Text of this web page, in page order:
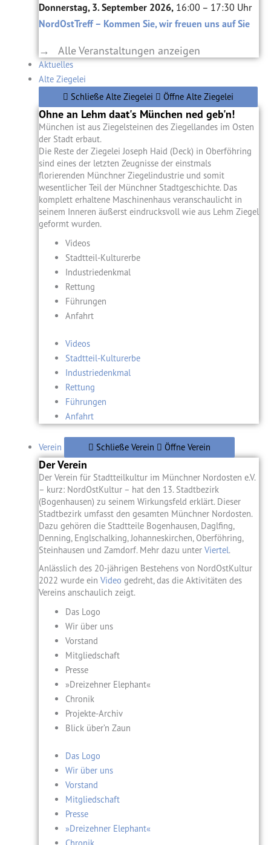
Donnerstag, 3. September 2026, 16:00 – 17:30 Uhr
NordOstTreff – Kommen Sie, wir freuen uns auf Sie
→ Alle Veranstaltungen anzeigen
Aktuelles
Alte Ziegelei
Schließe Alte Ziegelei
Öffne Alte Ziegelei
Ohne an Lehm daat's München ned geb'n!
München ist aus Ziegelsteinen des Ziegellandes im Osten
der Stadt erbaut.
Die Reste der Ziegelei Joseph Haid (Deck) in Oberföhring
sind eines der letzten Zeugnisse der einstmals
florierenden Münchner Ziegelindustrie und somit
wesentlicher Teil der Münchner Stadtgeschichte. Das
komplett erhaltene Maschinenhaus veranschaulicht in
seinem Inneren äußerst eindrucksvoll wie aus Lehm Ziegel
geformt wurden.
Videos
Stadtteil-Kulturerbe
Industriedenkmal
Rettung
Führungen
Anfahrt
Videos
Stadtteil-Kulturerbe
Industriedenkmal
Rettung
Führungen
Anfahrt
Verein Schließe Verein Öffne Verein
Der Verein
Der Verein für Stadtteilkultur im Münchner Nordosten e.V.
– kurz: NordOstKultur – hat den 13. Stadtbezirk
(Bogenhausen) zu seinem Wirkungsfeld erklärt. Dieser
Stadtbezirk umfasst den gesamten Münchner Nordosten.
Dazu gehören die Stadtteile Bogenhausen, Daglfing,
Denning, Englschalking, Johanneskirchen, Oberföhring,
Steinhausen und Zamdorf. Mehr dazu unter Viertel.
Anlässlich des 20-jährigen Bestehens von NordOstKultur
2022 wurde ein Video gedreht, das die Aktivitäten des
Vereins anschaulich zeigt.
Das Logo
Wir über uns
Vorstand
Mitgliedschaft
Presse
»Dreizehner Elephant«
Chronik
Projekte-Archiv
Blick über’n Zaun
Das Logo
Wir über uns
Vorstand
Mitgliedschaft
Presse
»Dreizehner Elephant«
Chronik